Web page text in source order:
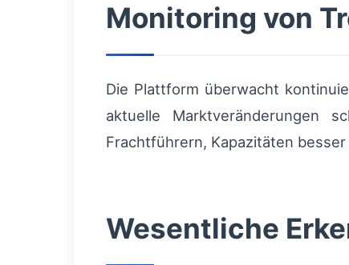
Monitoring von
Die Plattform überwacht
aktuelle Marktveränderungen
Frachtführern, Kapazitäten
Wesentliche